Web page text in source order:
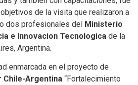
de la visita que realizaron a
dos profesionales del Ministerio
e Innovacion Tecnologica de la
Argentina.
enmarcada en el proyecto de
Chile-Argentina “Fortalecimiento